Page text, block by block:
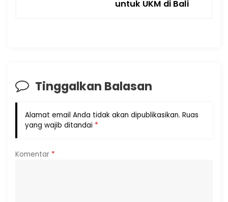
untuk UKM di Bali
Tinggalkan Balasan
Alamat email Anda tidak akan dipublikasikan. Ruas
yang wajib ditandai *
Komentar *